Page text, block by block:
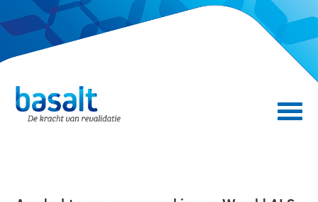
Direct naar de contentDirect naar de navigatie